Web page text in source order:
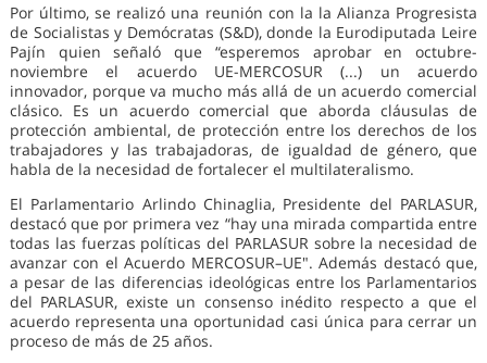
Por último, se realizó una reunión con la la Alianza Progresista
de Socialistas y Demócratas (S&D), donde la Eurodiputada Leire
Pajín quien señaló que “esperemos aprobar en octubre-
noviembre el acuerdo UE-MERCOSUR (...) un acuerdo
innovador, porque va mucho más allá de un acuerdo comercial
clásico. Es un acuerdo comercial que aborda cláusulas de
protección ambiental, de protección entre los derechos de los
trabajadores y las trabajadoras, de igualdad de género, que
habla de la necesidad de fortalecer el multilateralismo.
El Parlamentario Arlindo Chinaglia, Presidente del PARLASUR,
destacó que por primera vez “hay una mirada compartida entre
todas las fuerzas políticas del PARLASUR sobre la necesidad de
avanzar con el Acuerdo MERCOSUR–UE". Además destacó que,
a pesar de las diferencias ideológicas entre los Parlamentarios
del PARLASUR, existe un consenso inédito respecto a que el
acuerdo representa una oportunidad casi única para cerrar un
proceso de más de 25 años.